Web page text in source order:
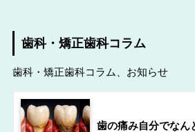
歯科・矯正歯科コラム
歯科・矯正歯科コラム、お知らせ
歯の痛み自分でなん